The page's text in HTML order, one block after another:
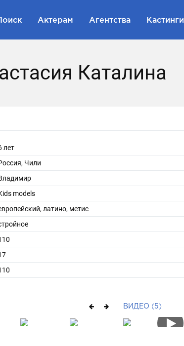
Актерам Агентства Кастинги
Каталина
лет
Чили
models
латино, метис
ВИДЕО (5)